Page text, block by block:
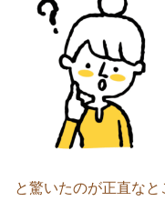
と驚いたのが正直なと